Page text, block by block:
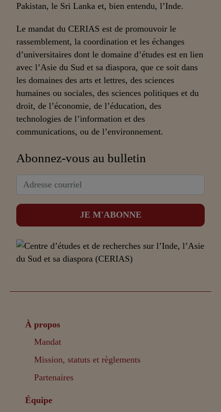
Pakistan, le Sri Lanka et, bien entendu, l’Inde.
Le mandat du CERIAS est de promouvoir le
rassemblement, la coordination et les échanges
d’universitaires dont le domaine d’études est en lien
avec l’Asie du Sud et sa diaspora, que ce soit dans
les domaines des arts et lettres, des sciences
humaines ou sociales, des sciences politiques et du
droit, de l’économie, de l’éducation, des
technologies de l’information et des
communications, ou de l’environnement.
Abonnez-vous au bulletin
À propos
Mandat
Mission, statuts et règlements
Partenaires
Équipe